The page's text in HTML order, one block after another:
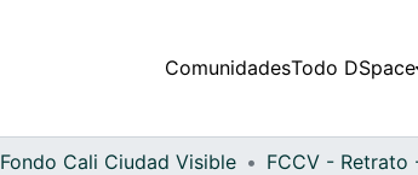
ComunidadesTodo DSpace
Fondo Cali Ciudad Visible